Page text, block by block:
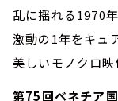
乱に揺れる1970
激動の1年をキュ
美しいモノクロ映
第75回ベネチア